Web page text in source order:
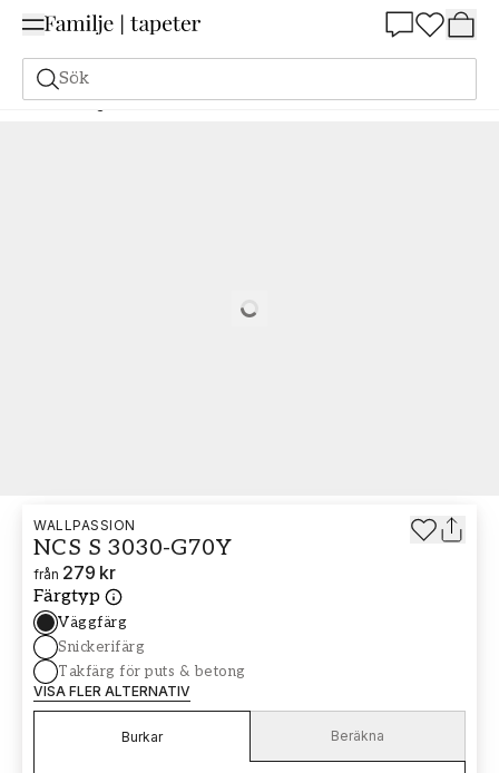
Sök
Målarfärg Beställ utifrån NCS Beställ utifrån NCS 3030-G70Y
Loading…
WALLPASSION
NCS S 3030-G70Y
från 279 kr
Färgtyp
Väggfärg
Snickerifärg
Takfärg för puts & betong
VISA FLER ALTERNATIV
Burkar Beräkna